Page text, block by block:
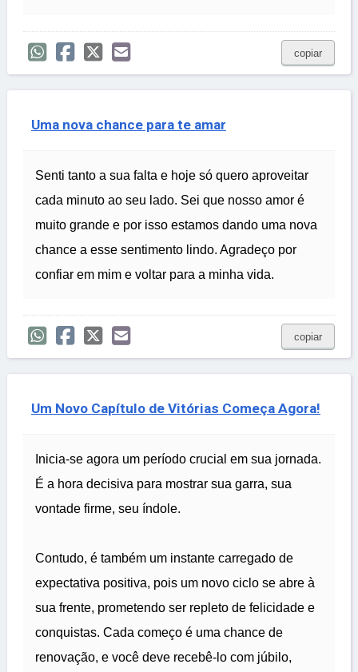
copiar
Uma nova chance para te amar
Senti tanto a sua falta e hoje só quero aproveitar
cada minuto ao seu lado. Sei que nosso amor é
muito grande e por isso estamos dando uma nova
chance a esse sentimento lindo. Agradeço por
confiar em mim e voltar para a minha vida.
copiar
Um Novo Capítulo de Vitórias Começa Agora!
Inicia-se agora um período crucial em sua jornada.
É a hora decisiva para mostrar sua garra, sua
vontade firme, seu índole.
Contudo, é também um instante carregado de
expectativa positiva, pois um novo ciclo se abre à
sua frente, prometendo ser repleto de felicidade e
conquistas. Cada começo é uma chance de
renovação, e você deve recebê-lo com júbilo,